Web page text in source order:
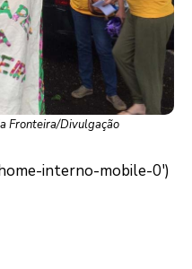
Fronteira/Divulgação